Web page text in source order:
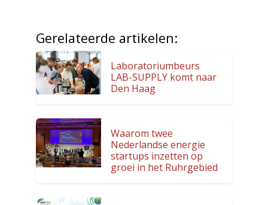
Gerelateerde artikelen:
Laboratoriumbeurs
LAB-SUPPLY komt naar
Den Haag
Waarom twee
Nederlandse energie
startups inzetten op
groei in het Ruhrgebied